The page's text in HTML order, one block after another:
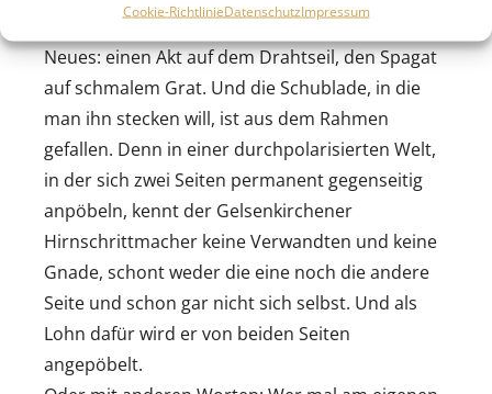
Cookie-RichtlinieDatenschutzImpressum
vorangetrieben wird, wagt HG.Butzko jetzt etwas
Neues: einen Akt auf dem Drahtseil, den Spagat
auf schmalem Grat. Und die Schublade, in die
man ihn stecken will, ist aus dem Rahmen
gefallen. Denn in einer durchpolarisierten Welt,
in der sich zwei Seiten permanent gegenseitig
anpöbeln, kennt der Gelsenkirchener
Hirnschrittmacher keine Verwandten und keine
Gnade, schont weder die eine noch die andere
Seite und schon gar nicht sich selbst. Und als
Lohn dafür wird er von beiden Seiten
angepöbelt.